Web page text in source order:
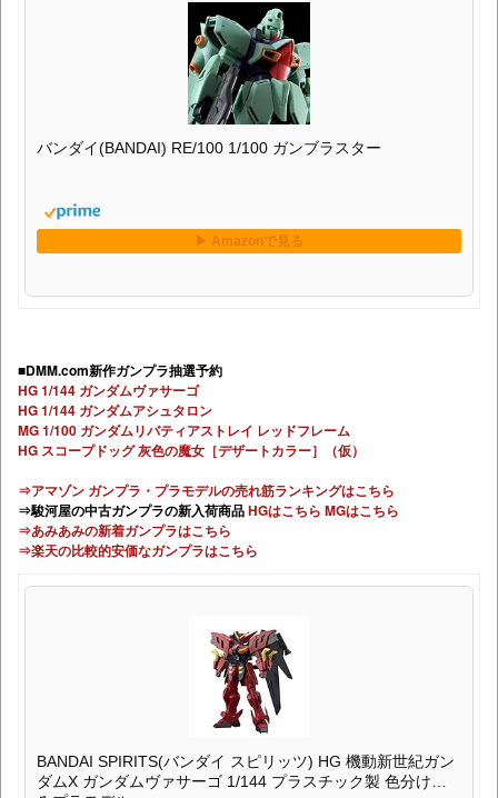
バンダイ(BANDAI) RE/100 1/100 ガンブラスター
■DMM.com新作ガンプラ抽選予約
HG 1/144 ガンダムヴァサーゴ
HG 1/144 ガンダムアシュタロン
MG 1/100 ガンダムリバティアストレイ レッドフレーム
HG スコープドッグ 灰色の魔女［デザートカラー］（仮）
⇒アマゾン ガンプラ・プラモデルの売れ筋ランキングはこちら
⇒駿河屋の中古ガンプラの新入荷商品HGはこちら MGはこちら
⇒あみあみの新着ガンプラはこちら
⇒楽天の比較的安価なガンプラはこちら
BANDAI SPIRITS(バンダイ スピリッツ) HG 機動新世紀ガン
ダムX ガンダムヴァサーゴ 1/144 プラスチック製 色分け済